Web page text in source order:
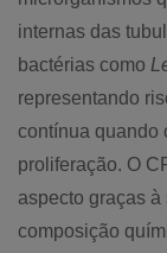
internas das
bactérias como
representando
contínua quando
proliferação. O
aspecto graças
composição